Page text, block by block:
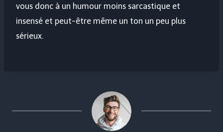
vous donc à un humour moins sarcastique et
insensé et peut-être même un ton un peu plus
sérieux.